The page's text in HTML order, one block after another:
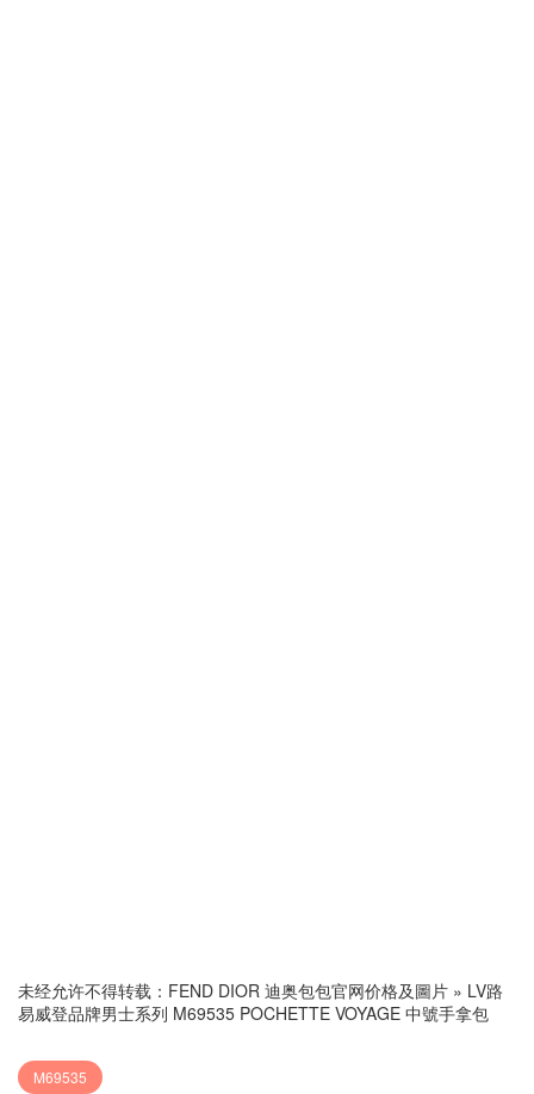
未经允许不得转载： FEND DIOR 迪奥包包官网价格及圖片 » LV路
易威登品牌男士系列 M69535 POCHETTE VOYAGE 中號手拿包
M69535